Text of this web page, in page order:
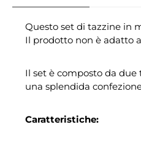
Questo set di tazzine in
Il prodotto non è adatto
Il set è composto da due
una splendida
Caratteristiche: